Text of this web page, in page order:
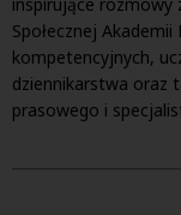
Społecznej
kompetencyjnych,
dziennikarstwa oraz
prasowego i